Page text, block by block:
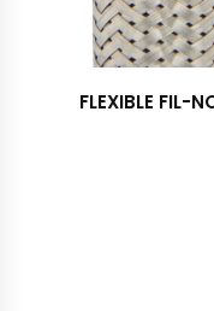
FLEXIBLE FIL-